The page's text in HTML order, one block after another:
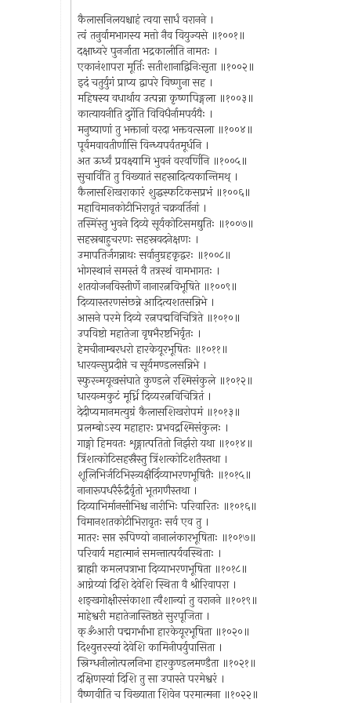
कैलासनिलयश्चाहं त्वया सार्धं वरानने ।
त्वं तनुर्वामभागस्य मत्तो नैव वियुज्यसे ॥१००१॥
दक्षाध्वरे पुनर्जाता भद्रकालीति नामतः ।
एकानंशापरा मूर्तिः सतीशानाद्विनिःसृता ॥१००२॥
इदं चतुर्युगं प्राप्य द्वापरे विष्णुना सह ।
महिषस्य वधार्थाय उत्पन्ना कृष्णपिङ्गला ॥१००३॥
कात्यायनीति दुर्गेति विविधैर्नामपर्ययैः ।
मनुष्याणां तु भक्तानां वरदा भक्तवत्सला ॥१००४॥
पूर्वमवावतीर्णासि विन्ध्यपर्वतमूर्धनि ।
अत ऊर्ध्वं प्रवक्ष्यामि भुवनं वरवर्णिनि ॥१००५॥
सुचार्विति तु विख्यातं सहस्रादित्यकान्तिमथ् ।
कैलासशिखराकारं शुद्धस्फटिकसप्रभं ॥१००६॥
महाविमानकोटीभिरावृतं चक्रवर्तिनां ।
तस्मिंस्तु भुवने दिव्ये सूर्यकोटिसमद्युतिः ॥१००७॥
सहस्रबाहुचरणः सहस्रवदनेक्षणः ।
उमापतिर्जगन्नाथः सर्वानुग्रहकृद्वरः ॥१००८॥
भोगस्थानं समस्तं वै तत्रस्थं वामभागतः ।
शतयोजनविस्तीर्णे नानारत्नविभूषिते ॥१००९॥
दिव्यास्तरणसंछन्ने आदित्यशतसन्निभे ।
आसने परमे दिव्ये रत्नपद्मविचित्रिते ॥१०१०॥
उपविष्टो महातेजा वृषभैरष्टभिर्वृतः ।
हेमचीनाम्बरधरो हारकेयूरभूषितः ॥१०११॥
धारयन्सुप्रदीप्ते च सूर्यमण्डलसन्निभे ।
स्फुरन्मयूखसंघाते कुण्डले रश्मिसंकुले ॥१०१२॥
धारयन्मकुटं मूर्ध्नि दिव्यरत्नविचित्रितं ।
देदीप्यमानमत्युग्रं कैलासशिखरोपमं ॥१०१३॥
प्रलम्बोऽस्य महाहारः प्रभवद्रश्मिसंकुलः ।
गाङ्गो हिमवतः शृङ्गात्पतितो निर्झरो यथा ॥१०१४॥
त्रिंशत्कोटिसहस्रैस्तु त्रिंशत्कोटिशतैस्तथा ।
शूलिभिर्जटिभिस्त्र्यक्षैर्दिव्याभरणभूषितैः ॥१०१५॥
नानारूपधरैर्रुद्रैर्वृतो भूतगणैस्तथा ।
दिव्याभिर्मानसीभिश्च नारीभिः परिवारितः ॥१०१६॥
विमानशतकोटीभिरावृतः सर्व एव तु ।
मातरः सप्त रूपिण्यो नानालंकारभूषिताः ॥१०१७॥
परिवार्य महात्मानं समन्तात्पर्यवस्थिताः ।
ब्राह्मी कमलपत्राभा दिव्याभरणभूषिता ॥१०१८॥
आग्नेय्यां दिशि देवेशि स्थिता वै श्रीरिवापरा ।
शङ्खगोक्षीरसंकाशा त्वैशान्यां तु वरानने ॥१०१९॥
माहेश्वरी महातेजास्तिष्ठते सुरपूजिता ।
क्ॐआरी पद्मगर्भाभा हारकेयूरभूषिता ॥१०२०॥
दिश्युत्तरस्यां देवेशि कामिनीपर्युपासिता ।
स्निग्धनीलोत्पलनिभा हारकुण्डलमण्डैता ॥१०२१॥
दक्षिणस्यां दिशि तु सा उपास्ते परमेश्वरं ।
वैष्णवीति च विख्याता शिवेन परमात्मना ॥१०२२॥